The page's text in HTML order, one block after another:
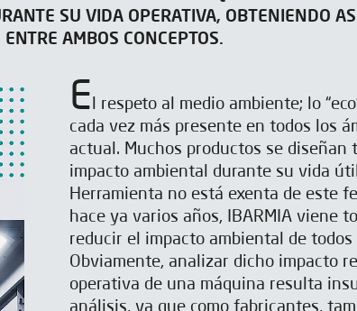
SU VIDA OPERATIVA, OBTENIENDO
AMBOS CONCEPTOS.
E
l respeto al medio ambiente; lo
cada vez más presente en todos los
actual. Muchos productos se diseñan
impacto ambiental durante su vida
Herramienta no está exenta de este
hace ya varios años, IBARMIA viene
reducir el impacto ambiental de todos
Obviamente, analizar dicho impacto
operativa de una máquina resulta
análisis, ya que como fabricantes,